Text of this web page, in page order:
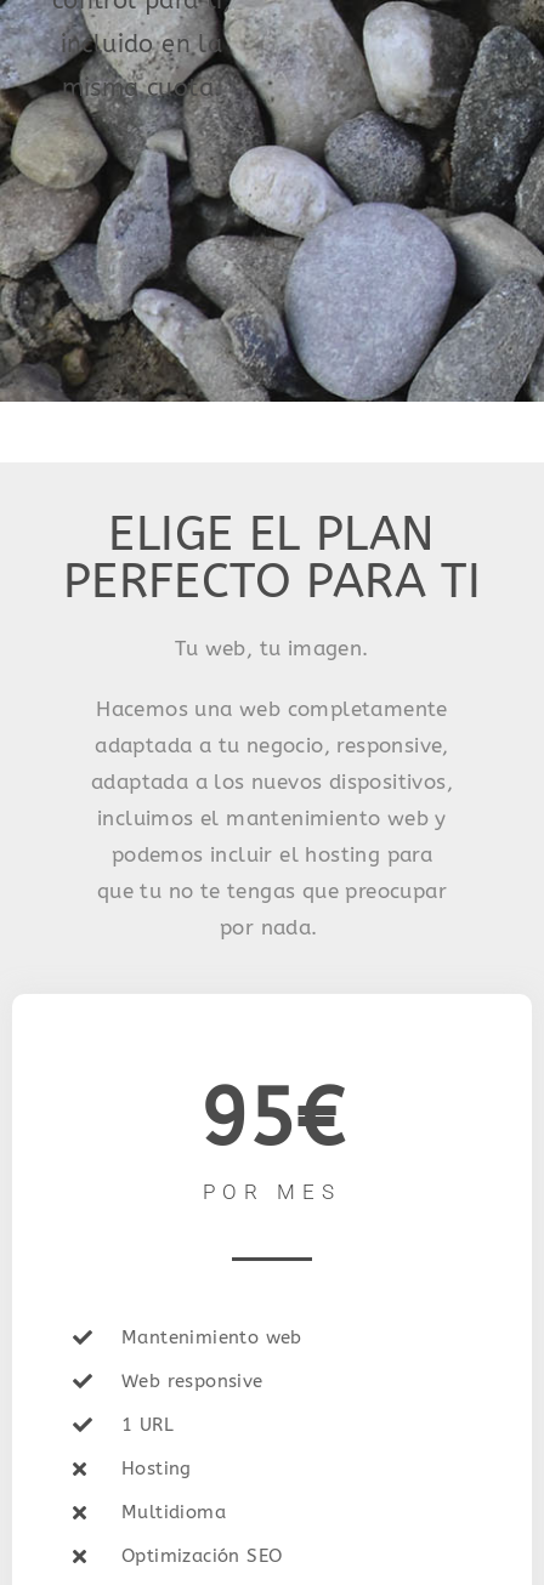
incluido en la
misma cuota.
ELIGE EL PLAN
PERFECTO PARA TI
Tu web, tu imagen.
Hacemos una web completamente
adaptada a tu negocio, responsive,
adaptada a los nuevos dispositivos,
incluimos el mantenimiento web y
podemos incluir el hosting para
que tu no te tengas que preocupar
por nada.
95€
POR MES
Mantenimiento web
Web responsive
1 URL
Hosting
Multidioma
Optimización SEO